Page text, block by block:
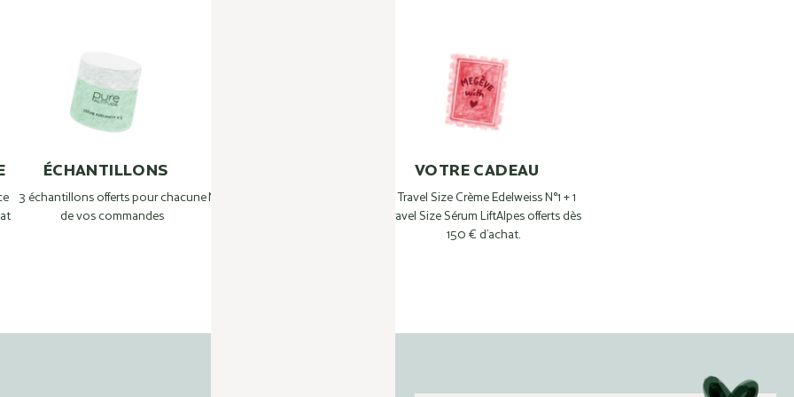
ÉCHANTILLONS
3 échantillons offerts pour chacune
de vos commandes
Nos experts de la Ferme de Beauté
VOTRE CADEAU
1 Travel Size Crème Edelweiss N°1 + 1
Travel Size Sérum LiftAlpes offerts dès
150 € d’achat.